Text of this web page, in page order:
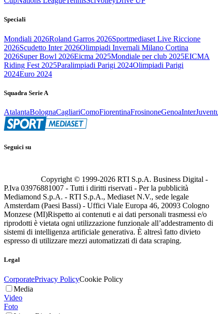
Speciali
Mondiali 2026Roland Garros 2026Sportmediaset Live Riccione
2026Scudetto Inter 2026Olimpiadi Invernali Milano Cortina
2026Super Bowl 2026Eicma 2025Mondiale per club 2025EICMA
Riding Fest 2025Paralimpiadi Parigi 2024Olimpiadi Parigi
2024Euro 2024
Squadra Serie A
AtalantaBolognaCagliariComoFiorentinaFrosinoneGenoaInter
Seguici su
Copyright © 1999-2026 RTI S.p.A. Business Digital -
P.Iva 03976881007 - Tutti i diritti riservati - Per la pubblicità
Mediamond S.p.A. - RTI S.p.A., Mediaset N.V., sede legale
Amsterdam (Paesi Bassi) - Uffici Viale Europa 46, 20093 Cologno
Monzese (MI)Rispetto ai contenuti e ai dati personali trasmessi e/o
riprodotti è vietata ogni utilizzazione funzionale all’addestramento di
sistemi di intelligenza artificiale generativa. È altresì fatto divieto
espresso di utilizzare mezzi automatizzati di data scraping.
Legal
CorporatePrivacy PolicyCookie Policy
Media
Video
Foto